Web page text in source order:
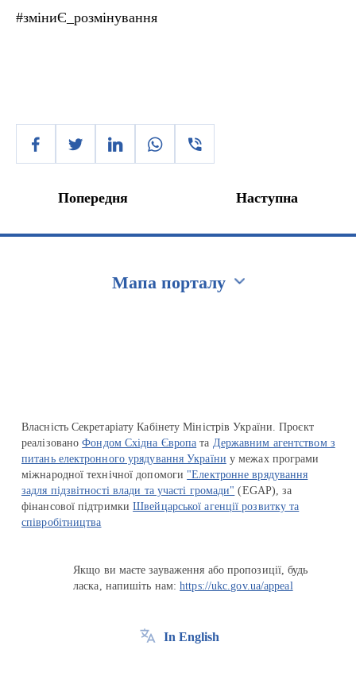
#зміниЄ_розмінування
Попередня Наступна
Мапа порталу
Власність Секретаріату Кабінету Міністрів України. Проєкт
реалізованоФондом Східна Європа та Державним агентством з
питань електронного урядування України у межах програми
міжнародної технічної допомоги "Електронне врядування
задля підзвітності влади та участі громади" (EGAP), за
фінансової підтримкиШвейцарської агенції розвитку та
співробітництва
Якщо ви маєте зауваження або пропозиції, будь
ласка, напишіть нам:https://ukc.gov.ua/appeal
In English